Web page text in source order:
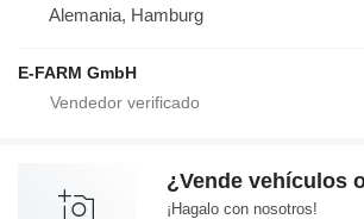
Alemania, Hamburg
E-FARM GmbH
¿Vende vehículos
¡Hagalo con nosotros!